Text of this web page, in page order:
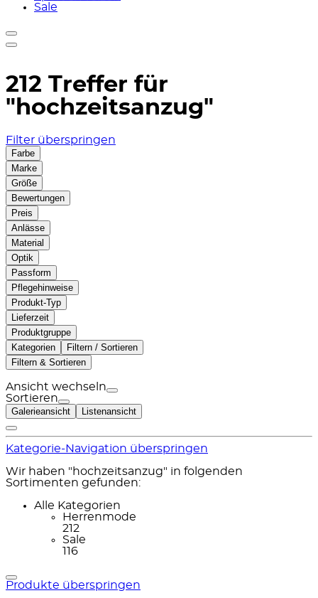
Sale
212 Treffer für
"hochzeitsanzug"
Filter überspringen
Farbe
Marke
Größe
Bewertungen
Preis
Anlässe
Material
Optik
Passform
Pflegehinweise
Produkt-Typ
Lieferzeit
Produktgruppe
Kategorien
Filtern / Sortieren
Filtern & Sortieren
Ansicht wechseln
Sortieren
Galerieansicht Listenansicht
Kategorie-Navigation überspringen
Wir haben "hochzeitsanzug" in folgenden
Sortimenten gefunden:
Alle Kategorien
Herrenmode
212
Sale
116
Produkte überspringen